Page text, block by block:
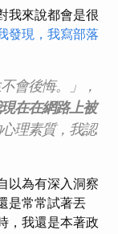
我來說都會是很
發現，我寫部落
會後悔。」，
在在網路上被
理素質，我認
以為有深入洞察
是常常試著丟
，我還是本著政